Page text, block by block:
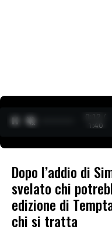
0:12 /
1:40
Dopo l’addio di
svelato chi
edizione di
chi si tratta